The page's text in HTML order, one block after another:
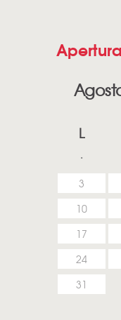
L
3
10
17
24
31